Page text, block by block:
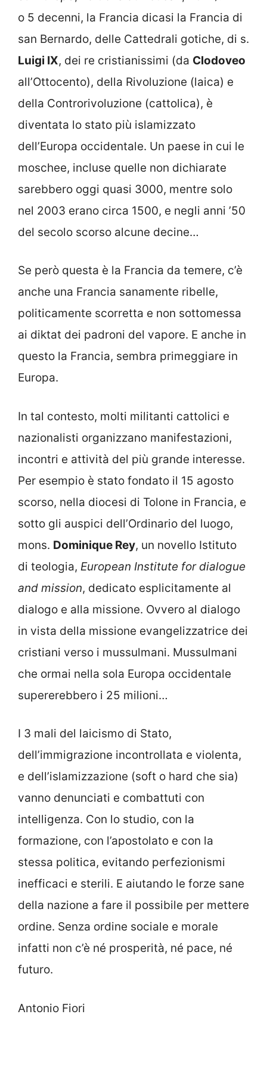
o 5 decenni, la Francia dicasi la Francia di
san Bernardo, delle Cattedrali gotiche, di s.
Luigi IX, dei re cristianissimi (da Clodoveo
all’Ottocento), della Rivoluzione (laica) e
della Controrivoluzione (cattolica), è
diventata lo stato più islamizzato
dell’Europa occidentale. Un paese in cui le
moschee, incluse quelle non dichiarate
sarebbero oggi quasi 3000, mentre solo
nel 2003 erano circa 1500, e negli anni ’50
del secolo scorso alcune decine…
Se però questa è la Francia da temere, c’è
anche una Francia sanamente ribelle,
politicamente scorretta e non sottomessa
ai diktat dei padroni del vapore. E anche in
questo la Francia, sembra primeggiare in
Europa.
In tal contesto, molti militanti cattolici e
nazionalisti organizzano manifestazioni,
incontri e attività del più grande interesse.
Per esempio è stato fondato il 15 agosto
scorso, nella diocesi di Tolone in Francia, e
sotto gli auspici dell’Ordinario del luogo,
mons. Dominique Rey, un novello Istituto
di teologia, European Institute for dialogue
and mission, dedicato esplicitamente al
dialogo e alla missione. Ovvero al dialogo
in vista della missione evangelizzatrice dei
cristiani verso i mussulmani. Mussulmani
che ormai nella sola Europa occidentale
supererebbero i 25 milioni…
I 3 mali del laicismo di Stato,
dell’immigrazione incontrollata e violenta,
e dell’islamizzazione (soft o hard che sia)
vanno denunciati e combattuti con
intelligenza. Con lo studio, con la
formazione, con l’apostolato e con la
stessa politica, evitando perfezionismi
inefficaci e sterili. E aiutando le forze sane
della nazione a fare il possibile per mettere
ordine. Senza ordine sociale e morale
infatti non c’è né prosperità, né pace, né
futuro.
Antonio Fiori